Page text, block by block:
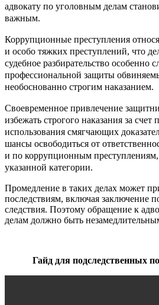
адвокату по уголовным делам
важным.
Коррупционные преступления
и особо тяжких преступлений, что
судебное разбирательство особенно
профессиональной защиты
необоснованно строгим наказанием.
Своевременное привлечение
избежать строгого наказания за счет
использования смягчающих
шансы освободиться от
и по коррупционным
указанной категории.
Промедление в таких делах может
последствиям, включая заключение
следствия. Поэтому обращение к
делам должно быть
Гайд для подследственных